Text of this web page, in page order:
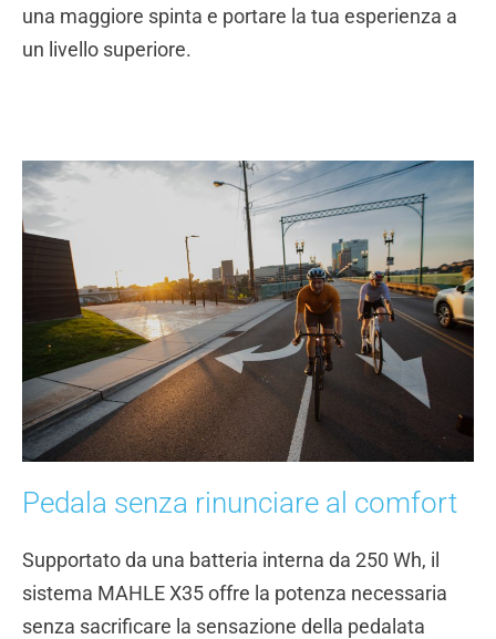
una maggiore spinta e portare la tua esperienza a
un livello superiore.
Pedala senza rinunciare al comfort
Supportato da una batteria interna da 250 Wh, il
sistema MAHLE X35 offre la potenza necessaria
senza sacrificare la sensazione della pedalata